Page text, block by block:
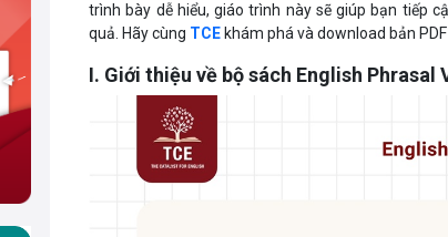
trình bày dễ hiểu, giáo trình này sẽ giúp bạn tiếp
quả. Hãy cùng TCE khám phá và download bản
I. Giới thiệu về bộ sách English Phrasal